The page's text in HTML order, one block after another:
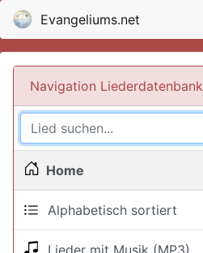
Evangeliums.net
Navigation Liederdatenbank
Home
Alphabetisch sortiert
Lieder mit Musik (MP3)